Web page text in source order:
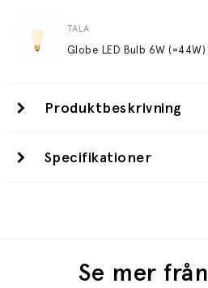
TALA
Produktbeskrivning
Specifikationer
Se mer från